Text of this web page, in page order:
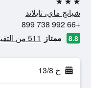
3 نجوم
شيانج ماي، تايلاند
+66 992 738 899
8.8 ممتاز 511 من التقييمات تم التحقق منها
خ 13/8